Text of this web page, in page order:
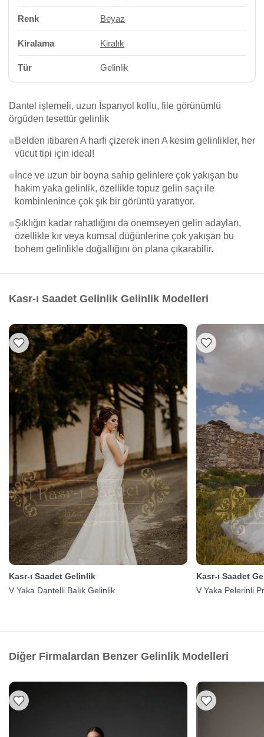
Renk Beyaz
Kiralama Kiralık
Tür Gelinlik
Dantel işlemeli, uzun İspanyol kollu, file görünümlü
örgüden tesettür gelinlik
Belden itibaren A harfi çizerek inen A kesim gelinlikler, her
vücut tipi için ideal!
İnce ve uzun bir boyna sahip gelinlere çok yakışan bu
hakim yaka gelinlik, özellikle topuz gelin saçı ile
kombinlenince çok şık bir görüntü yaratıyor.
Şıklığın kadar rahatlığını da önemseyen gelin adayları,
özellikle kır veya kumsal düğünlerine çok yakışan bu
bohem gelinlikle doğallığını ön plana çıkarabilir.
Kasr-ı Saadet Gelinlik Gelinlik Modelleri
Kasr-ı Saadet Gelinlik
V Yaka Dantelli Balık Gelinlik
Kasr-ı Saadet
V Yaka Pelerinli
Diğer Firmalardan Benzer Gelinlik Modelleri